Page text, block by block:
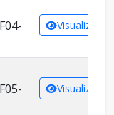
Visualizar
Visualizar